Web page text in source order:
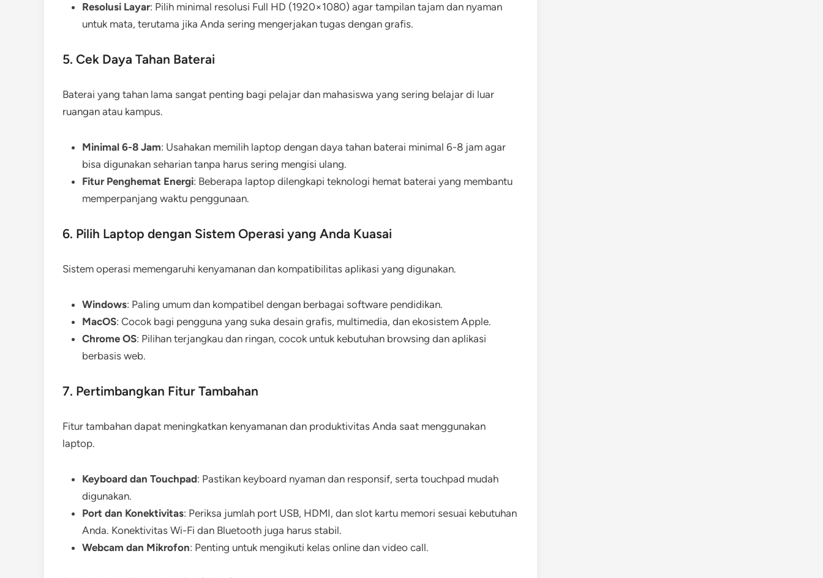
Resolusi Layar: Pilih minimal resolusi Full HD (1920×1080) agar tampilan tajam dan nyaman
untuk mata, terutama jika Anda sering mengerjakan tugas dengan grafis.
5. Cek Daya Tahan Baterai
Baterai yang tahan lama sangat penting bagi pelajar dan mahasiswa yang sering belajar di luar
ruangan atau kampus.
Minimal 6-8 Jam: Usahakan memilih laptop dengan daya tahan baterai minimal 6-8 jam agar
bisa digunakan seharian tanpa harus sering mengisi ulang.
Fitur Penghemat Energi: Beberapa laptop dilengkapi teknologi hemat baterai yang membantu
memperpanjang waktu penggunaan.
6. Pilih Laptop dengan Sistem Operasi yang Anda Kuasai
Sistem operasi memengaruhi kenyamanan dan kompatibilitas aplikasi yang digunakan.
Windows: Paling umum dan kompatibel dengan berbagai software pendidikan.
MacOS: Cocok bagi pengguna yang suka desain grafis, multimedia, dan ekosistem Apple.
Chrome OS: Pilihan terjangkau dan ringan, cocok untuk kebutuhan browsing dan aplikasi
berbasis web.
7. Pertimbangkan Fitur Tambahan
Fitur tambahan dapat meningkatkan kenyamanan dan produktivitas Anda saat menggunakan
laptop.
Keyboard dan Touchpad: Pastikan keyboard nyaman dan responsif, serta touchpad mudah
digunakan.
Port dan Konektivitas: Periksa jumlah port USB, HDMI, dan slot kartu memori sesuai kebutuhan
Anda. Konektivitas Wi-Fi dan Bluetooth juga harus stabil.
Webcam dan Mikrofon: Penting untuk mengikuti kelas online dan video call.